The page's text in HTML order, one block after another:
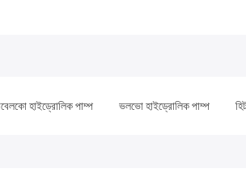
হাইড্রোলিক পাম্প ভলভো হাইড্রোলিক পাম্প